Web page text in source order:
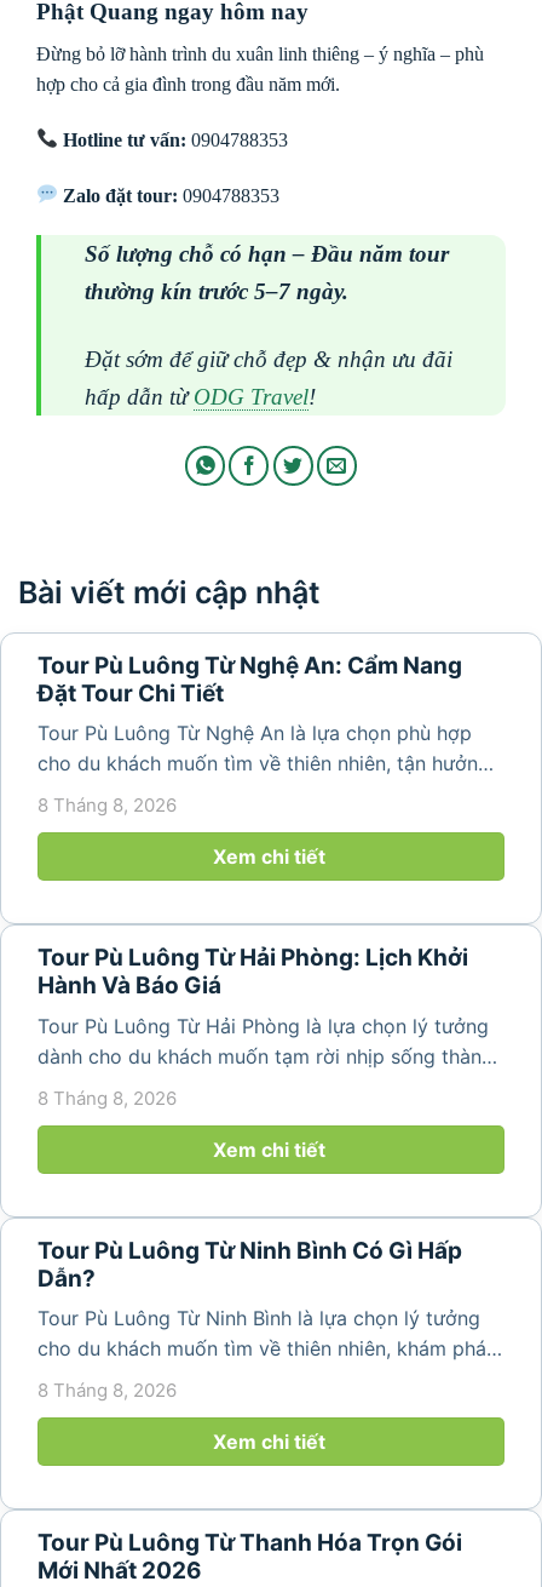
Phật Quang ngay hôm nay
Đừng bỏ lỡ hành trình du xuân linh thiêng – ý nghĩa – phù
hợp cho cả gia đình trong đầu năm mới.
Hotline tư vấn: 0904788353
Zalo đặt tour: 0904788353
Số lượng chỗ có hạn – Đầu năm tour
thường kín trước 5–7 ngày.
Đặt sớm để giữ chỗ đẹp & nhận ưu đãi
hấp dẫn từODG Travel!
Bài viết mới cập nhật
Tour Pù Luông Từ Nghệ An: Cẩm Nang
Đặt Tour Chi Tiết
Tour Pù Luông Từ Nghệ An là lựa chọn phù hợp
cho du khách muốn tìm về thiên nhiên, tận hưởng
không khí trong lành và khám phá vẻ đẹp bình yên
8 Tháng 8, 2026
Xem chi tiết
Tour Pù Luông Từ Hải Phòng: Lịch Khởi
Hành Và Báo Giá
Tour Pù Luông Từ Hải Phòng là lựa chọn lý tưởng
dành cho du khách muốn tạm rời nhịp sống thành
phố để tìm về không gian núi rừng trong lành,
những bản làng bình yên và cảnh quan ruộng bậc
thang đặc trưng. Từ...
8 Tháng 8, 2026
Xem chi tiết
Tour Pù Luông Từ Ninh Bình Có Gì Hấp
Dẫn?
Tour Pù Luông Từ Ninh Bình là lựa chọn lý tưởng
cho du khách muốn tìm về thiên nhiên, khám phá
bản làng và tận hưởng không gian nghỉ dưỡng yên
8 Tháng 8, 2026
Xem chi tiết
Tour Pù Luông Từ Thanh Hóa Trọn Gói
Mới Nhất 2026